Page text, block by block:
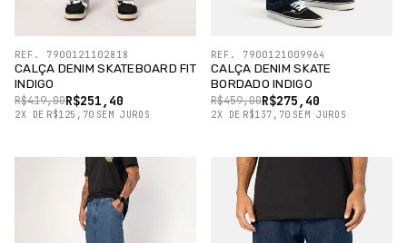
CALÇA DENIM SKATEBOARD FIT
INDIGO
R$251,40
R$419,00
2X DE R$125,70 SEM JUROS
REF. 7900121102818
CALÇA DENIM SKATE
BORDADO INDIGO
R$275,40
R$459,00
2X DE R$137,70 SEM JUROS
REF. 7900121009964